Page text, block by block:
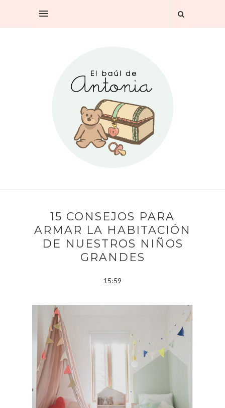
15 CONSEJOS PARA
ARMAR LA HABITACIÓN
DE NUESTROS NIÑOS
GRANDES
15:59